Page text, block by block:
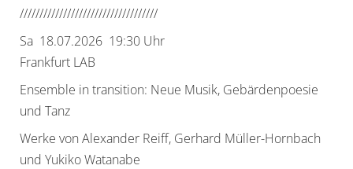
///////////////////////////////////
Sa 18.07.2026 19:30 Uhr
Frankfurt LAB
Ensemble in transition: Neue Musik, Gebärdenpoesie
und Tanz
Werke von Alexander Reiff, Gerhard Müller-Hornbach
und Yukiko Watanabe